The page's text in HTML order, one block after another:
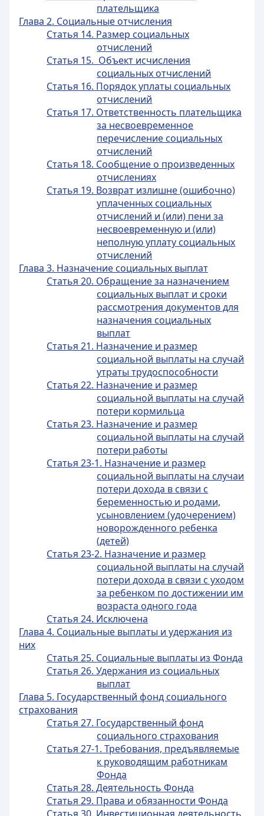
плательщика
Глава 2. Социальные отчисления
Статья 14. Размер социальных
отчислений
Статья 15. Объект исчисления
социальных отчислений
Статья 16. Порядок уплаты социальных
отчислений
Статья 17. Ответственность плательщика
за несвоевременное
перечисление социальных
отчислений
Статья 18. Сообщение о произведенных
отчислениях
Статья 19. Возврат излишне (ошибочно)
уплаченных социальных
отчислений и (или) пени за
несвоевременную и (или)
неполную уплату социальных
отчислений
Глава 3. Назначение социальных выплат
Статья 20. Обращение за назначением
социальных выплат и сроки
рассмотрения документов для
назначения социальных
выплат
Статья 21. Назначение и размер
социальной выплаты на случай
утраты трудоспособности
Статья 22. Назначение и размер
социальной выплаты на случай
потери кормильца
Статья 23. Назначение и размер
социальной выплаты на случай
потери работы
Статья 23-1. Назначение и размер
социальной выплаты на случаи
потери дохода в связи с
беременностью и родами,
усыновлением (удочерением)
новорожденного ребенка
(детей)
Статья 23-2. Назначение и размер
социальной выплаты на случай
потери дохода в связи с уходом
за ребенком по достижении им
возраста одного года
Статья 24. Исключена
Глава 4. Социальные выплаты и удержания из
них
Статья 25. Социальные выплаты из Фонда
Статья 26. Удержания из социальных
выплат
Глава 5. Государственный фонд социального
страхования
Статья 27. Государственный фонд
социального страхования
Статья 27-1. Требования, предъявляемые
к руководящим работникам
Фонда
Статья 28. Деятельность Фонда
Статья 29. Права и обязанности Фонда